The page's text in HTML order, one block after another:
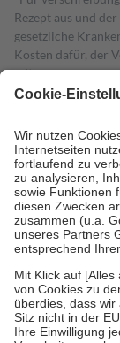
Rezept aus und
gesetzliche
Kosten dafür, der
mit.
Grundsätzlich
höchstens zehn
Kosten der
Diese Regeln
Bei Heilmitteln
Zuzahlung zehn
Verordnung.
Um das
stärken und die
fallenkeine
• Kindern und
mit Ausnahme der
• Untersuchungen